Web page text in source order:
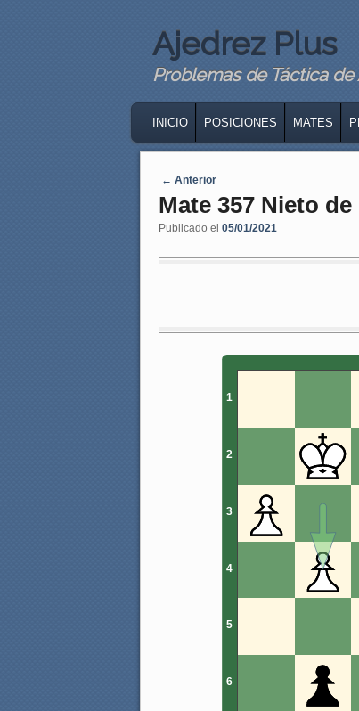
Ajedrez Plus
Problemas de Táctica
SKIP TO PRIMARY CONTENT
SKIP TO SECONDARY
INICIO POSICIONES MATES
Navegaci�n de entradas
← Anterior
Mate 357 Nieto
Publicado el 05/01/2021
1
2
3
4
5
6